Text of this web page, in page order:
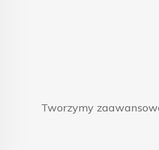
Tworzymy